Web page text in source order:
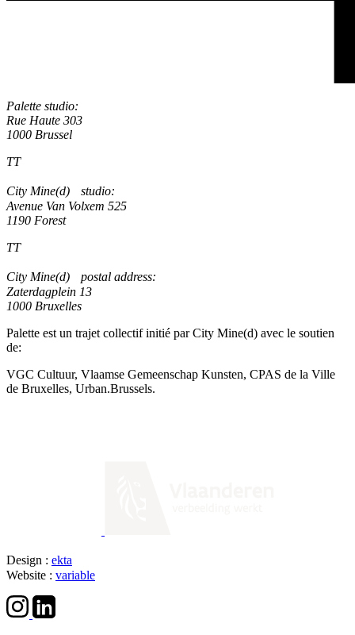
Palette studio:
Rue Haute 303
1000 Brussel
TT
City Mine(d) studio:
Avenue Van Volxem 525
1190 Forest
TT
City Mine(d) postal address:
Zaterdagplein 13
1000 Bruxelles
Palette est un trajet collectif initié par City Mine(d) avec le soutien
de:
VGC Cultuur, Vlaamse Gemeenschap Kunsten, CPAS de la Ville
de Bruxelles, Urban.Brussels.
Design : ekta
Website : variable